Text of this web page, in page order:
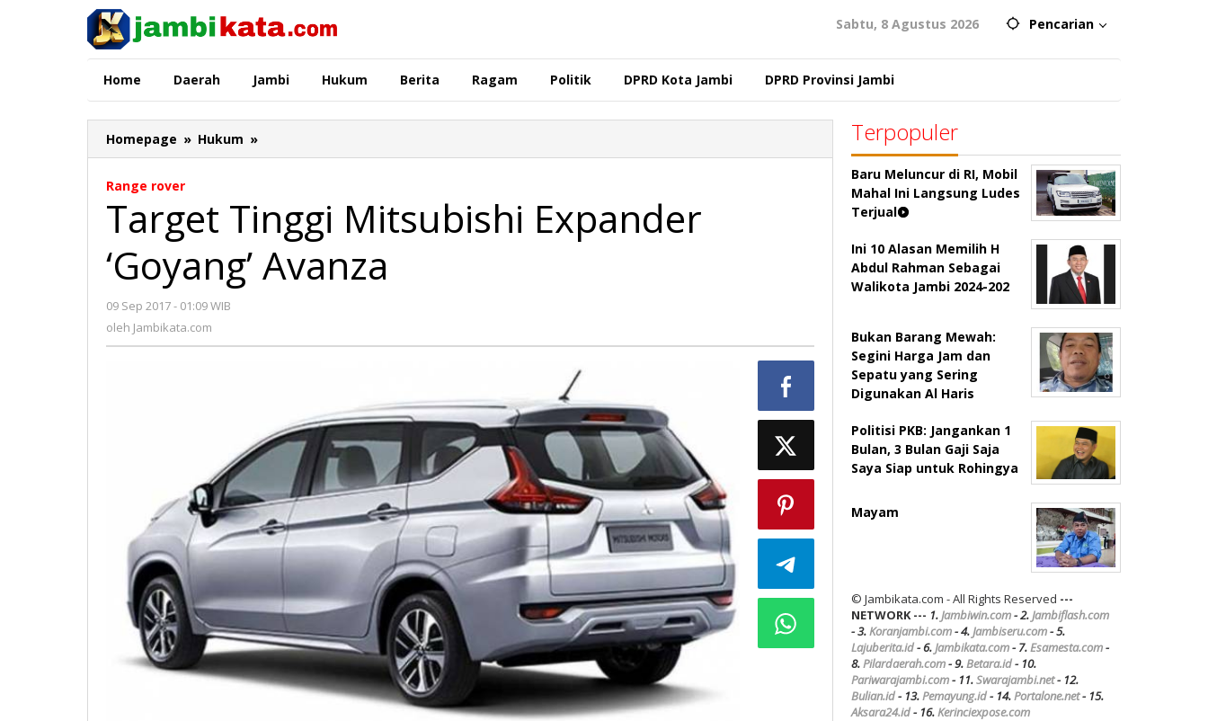
Sabtu, 8 Agustus 2026 Pencarian
Home Daerah Jambi Hukum Berita Ragam Politik DPRD Kota Jambi DPRD Provinsi Jambi
Homepage » Hukum »
Tinggi
'Goyang'
Avanza
Range rover
Target Tinggi Mitsubishi Expander
‘Goyang’ Avanza
09 Sep 2017 - 01:09 WIB
oleh Jambikata.com
Terpopuler
Baru Meluncur di RI, Mobil
Mahal Ini Langsung Ludes
Terjual
Ini 10 Alasan Memilih H
Abdul Rahman Sebagai
Walikota Jambi 2024-202
Bukan Barang Mewah:
Segini Harga Jam dan
Sepatu yang Sering
Digunakan Al Haris
Politisi PKB: Jangankan 1
Bulan, 3 Bulan Gaji Saja
Saya Siap untuk Rohingya
Mayam
© Jambikata.com - All Rights Reserved ---
NETWORK --- 1.Jambiwin.com- 2.Jambiflash.com
- 3.Koranjambi.com- 4.Jambiseru.com- 5.
Lajuberita.id- 6.Jambikata.com- 7.Esamesta.com-
8.Pilardaerah.com- 9.Betara.id- 10.
Pariwarajambi.com- 11.Swarajambi.net- 12.
Bulian.id- 13.Pemayung.id- 14.Portalone.net- 15.
Aksara24.id- 16.Kerinciexpose.com